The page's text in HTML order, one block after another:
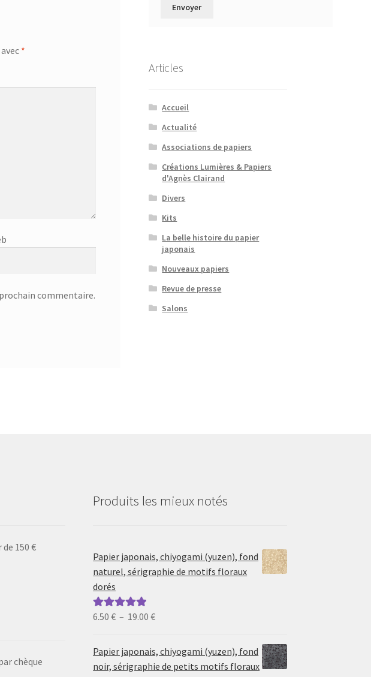
*
commentaire.
Articles
Accueil
Actualité
Associations de papiers
Créations Lumières & Papiers
d'Agnès Clairand
Divers
Kits
La belle histoire du papier
japonais
Nouveaux papiers
Revue de presse
Salons
150 €
chèque
Produits les mieux notés
Papier japonais, chiyogami (yuzen), fond
naturel, sérigraphie de motifs floraux
dorés
Note5.00sur
6.50€ – 19.00€Plage
prix :
6.50 €
Papier japonais, chiyogami (yuzen), fond
noir, sérigraphie de petits motifs floraux